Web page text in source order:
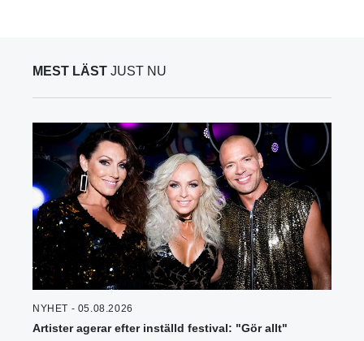
MEST LÄST JUST NU
NYHET - 05.08.2026
Artister agerar efter inställd festival: "Gör allt"